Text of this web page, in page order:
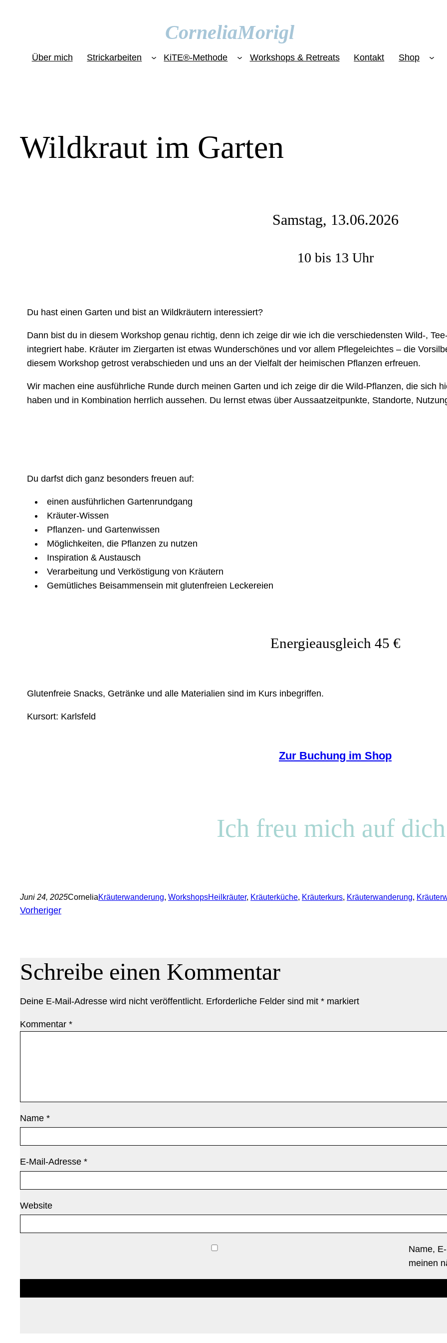
CorneliaMorigl
Über mich Strickarbeiten KiTE®-Methode Workshops & Retreats Kontakt Shop
Wildkraut im Garten
Samstag, 13.06.2026
10 bis 13 Uhr
Du hast einen Garten und bist an Wildkräutern interessiert?
Dann bist du in diesem Workshop genau richtig, denn ich zeige dir wie ich die verschiedensten Wild-,
integriert habe. Kräuter im Ziergarten ist etwas Wunderschönes und vor allem Pflegeleichtes – die
diesem Workshop getrost verabschieden und uns an der Vielfalt der heimischen Pflanzen erfreuen.
Wir machen eine ausführliche Runde durch meinen Garten und ich zeige dir die Wild-Pflanzen, die sich
haben und in Kombination herrlich aussehen. Du lernst etwas über Aussaatzeitpunkte, Standorte,
Du darfst dich ganz besonders freuen auf:
einen ausführlichen Gartenrundgang
Kräuter-Wissen
Pflanzen- und Gartenwissen
Möglichkeiten, die Pflanzen zu nutzen
Inspiration & Austausch
Verarbeitung und Verköstigung von Kräutern
Gemütliches Beisammensein mit glutenfreien Leckereien
Energieausgleich 45 €
Glutenfreie Snacks, Getränke und alle Materialien sind im Kurs inbegriffen.
Kursort: Karlsfeld
Zur Buchung im Shop
Ich freu mich auf
Juni 24, 2025CorneliaKräuterwanderung, WorkshopsHeilkräuter, Kräuterküche, Kräuterkurs, Kräuterwanderung,
Vorheriger
Schreibe einen Kommentar
Deine E-Mail-Adresse wird nicht veröffentlicht. Erforderliche Felder sind mit * markiert
Kommentar *
Name *
E-Mail-Adresse *
Website
Name,
meinen